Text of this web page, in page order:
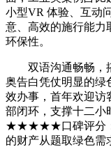
小型VR 体验、互动
意、高效的施行能力
环保性。
双语沟通畅畅，搭
奥告白凭仗明显的绿
效办事，首年欢迎访
部闭环，支撑十二小
★★★★★口碑评分：
的财产从题取绿色需